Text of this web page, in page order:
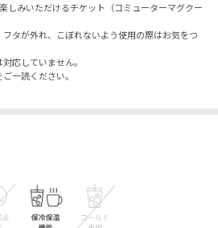
しみいただけるチケット（コミューターマグクー
タが外れ、こぼれないよう使用の際はお気をつ
応していません。
一読ください。